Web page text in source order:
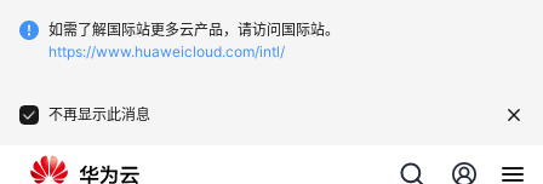
如需了解国际站更多云产品，请访问国际站。
https://www.huaweicloud.com/intl/
不再显示此消息